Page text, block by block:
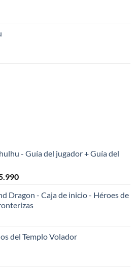
- Guía del jugador + Guía del
El
actual
es:
Dragon - Caja de inicio - Héroes de
del Templo Volador